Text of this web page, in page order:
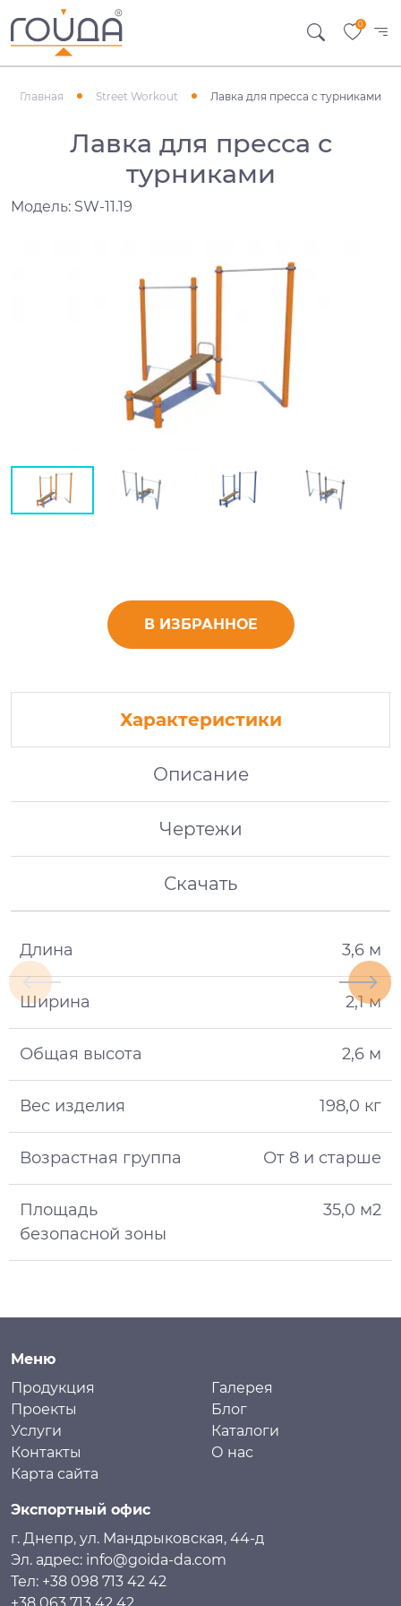
0
Главная Street Workout Лавка для пресса с турниками
Модель: SW-11.19
Лавка для пресса с
турниками
В ИЗБРАННОЕ
Характеристики
Описание
Чертежи
Скачать
Длина 3,6 м
Ширина 2,1 м
Общая высота 2,6 м
Вес изделия 198,0 кг
Возрастная группа От 8 и старше
Площадь
безопасной зоны
35,0 м2
Меню
Продукция
Галерея
Проекты
Блог
Услуги
Каталоги
Контакты
О нас
Карта сайта
Экспортный офис
г. Днепр, ул. Мандрыковская, 44-д
Эл. адрес: info@goida-da.com
Тел: +38 098 713 42 42